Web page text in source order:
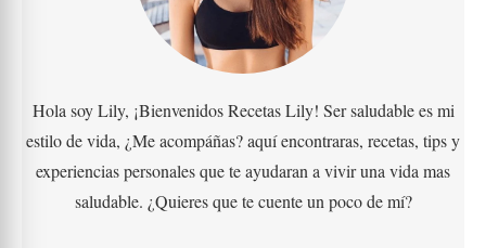
Hola soy Lily, ¡Bienvenidos Recetas Lily! Ser saludable es mi
estilo de vida, ¿Me acompáñas? aquí encontraras, recetas, tips y
experiencias personales que te ayudaran a vivir una vida mas
saludable. ¿Quieres que te cuente un poco de mí?